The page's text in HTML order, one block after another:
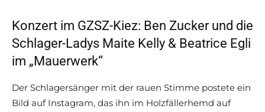
Konzert im GZSZ-Kiez: Ben Zucker und die
Schlager-Ladys Maite Kelly & Beatrice Egli
im „Mauerwerk“
Der Schlagersänger mit der rauen Stimme postete ein
Bild auf Instagram, das ihn im Holzfällerhemd auf